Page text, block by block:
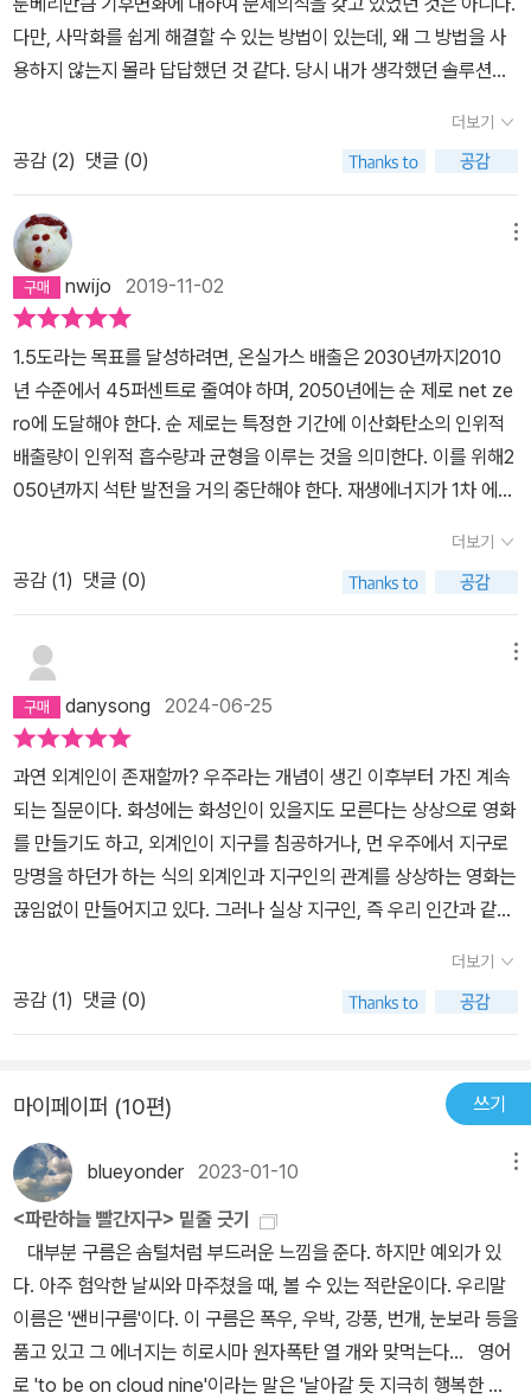
아니라 ‘이루어가는 것’이다.
체계를 바꾸는 선택을 지금 하지 않으면, 앞으로는 선택할 여지도 없
이 시련을 겪어야 한다. 지금까지처럼 더 크게 더 빨리 발전하는 것만
생각할 게 아니라, 발전이 가져올 수 있는 위험을 함께 성찰해야 한다.
기후변화는 그 심각성에 대한 이해와 성찰을 통해 현재의 생활 방식
과 산업 구조를 바꿔내는 사회 변혁으로 해결해야 한다. (222~223
까지 2010년 수준에서 45퍼센트 줄여야 하며, 2050년에는 순 제로
net zero에 도달해야 한다. 순 제로는 특정한 기간에 이산화탄소의
인위적 배출량이 인위적 흡수량과 균형을 이루는 것을 의미한다. 이
를 위해 2050년까지 석탄 발전을 거의 중단해야 한다. 재생에너지가
1차 에너지 공급의 50~65퍼센트, 전기 사용량의 70~85퍼센트를
공급해야 한다. 그리고 산업계의 온실가스 배출량은 2050년에 201
0년 수준의 75~90퍼센트 수준으로 낮추어야 한다. 이것은 석기시
대가 돌이 모자라서 끝난 것이 아닌 것처럼, 화석연료가 있어도 쓰지
않는 새로운 시대로 가야 함을 의미한다. (128 페이지) 우리나라는
터 기후변화 대응을 본격적으로 추진했으나 구호만 요란할 뿐 배출량
이 지속적으로 늘어나는 나라다. 정부의 기후변화 정책 목표는 의도
만 표했을 뿐, 실제 해야 하는 일을 뒤로 미루었기 때문이다. 다시 말
해 정부는 우리가 거부감을 느낄 만한 힘든 일을 하지 않았다. (130
페이지)
더보기
공감 (2) 댓글 (0)
nwijo 2019-11-02
1.5도라는 목표를 달성하려면, 온실가스 배출은 2030년까지2010
년 수준에서 45퍼센트로 줄여야 하며, 2050년에는 순 제로 net ze
ro에 도달해야 한다. 순 제로는 특정한 기간에 이산화탄소의 인위적
배출량이 인위적 흡수량과 균형을 이루는 것을 의미한다. 이를 위해2
050년까지 석탄 발전을 거의 중단해야 한다. 재생에너지가 1차 에너
야 한다. 그리고 산업계의 온실가스 배출랑은 2050년에 2010년 수
준의 75~90퍼센트 수준으로 낮추어야 한다. 이것은 석기시대가 돌
이 모자라서 끝난 것이 아닌 것처럼, 화석연료가 있어도 쓰지 않는새
로운 시대로 가야 함을 의미한다.
더보기
공감 (1) 댓글 (0)
danysong 2024-06-25
과연 외계인이 존재할까? 우주라는 개념이 생긴 이후부터 가진 계속
되는 질문이다. 화성에는 화성인이 있을지도 모른다는 상상으로 영화
를 만들기도 하고, 외계인이 지구를 침공하거나, 먼 우주에서 지구로
망명을 하던가 하는 식의 외계인과 지구인의 관계를 상상하는 영화는
끊임없이 만들어지고 있다. 그러나 실상 지구인, 즉 우리 인간과 같은
0억불의 예산과 26년의 개발과정을 거쳐 미국과 캐나다 유럽 우주국
이 연합하여 만든 제임스 웹을 통헤 방대한 우주 공간을 관측하고 있
지만, 생명체의 흔적은 보이지 않는다. 2023년 9월 120억 광년 떨어
해양 환경의 식물성 플랑크톤이 방출하는 물질이다. 직접적인 생명체
의 증거라기보다는 간접적인 증거일 뿐이고 그것도 무려 120광년이
나 떨어진 행성이니 설령 고등생명체가 존재한다고 하더라도 영화에
서처럼 인간이 그 존재를 만날 가능성은 거의 없다고 봐야한다. 적어
도 현재 인간의 기술력으로 본다면 말이다. 결국 지구로부터 120광년
이내의 공간에 인간이외에는 생명체가 존재하지 않는다는 가정이 가
능하다. 생명체의 탄생은 일어날 수 없는 일들이 일어나고 그것들이
절묘하게 조화를 이루어 생명을 만들게 된 것이다. 우리라는 존재가
당연한 것처럼 여겨지지만 실은 아주 낮은 가능성들중 하나에 불과하
더보기
공감 (1) 댓글 (0)
마이페이퍼 (10편) 쓰기
blueyonder2023-01-10
<파란하늘 빨간지구> 밑줄 긋기
대부분 구름은 솜털처럼 부드러운 느낌을 준다. 하지만 예외가 있
다. 아주 험악한 날씨와 마주쳤을 때, 볼 수 있는 적란운이다. 우리말
이름은 '쌘비구름'이다. 이 구름은 폭우, 우박, 강풍, 번개, 눈보라 등을
품고 있고 그 에너지는 히로시마 원자폭탄 열 개와 맞먹는다... 영어
로 'to be on cloud nine'이라는 말은 '날아갈 듯 지극히 행복한 기